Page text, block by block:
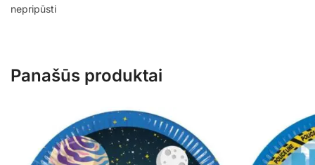
nepripūsti
Panašūs produktai